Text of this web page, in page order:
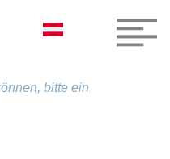
bitte ein